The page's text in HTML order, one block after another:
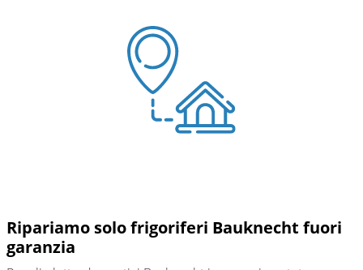
Ripariamo solo frigoriferi Bauknecht fuori
garanzia